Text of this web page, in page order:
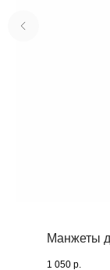
Манжеты
1 050 р.